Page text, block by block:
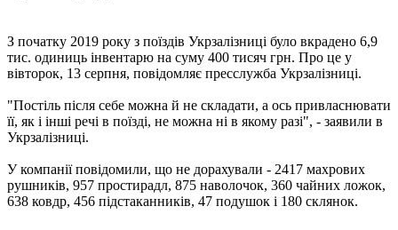
З початку 2019 року з поїздів Укрзалізниці було вкрадено 6,9
тис. одиниць інвентарю на суму 400 тисяч грн. Про це у
вівторок, 13 серпня, повідомляє пресслужба Укрзалізниці.
"Постіль після себе можна й не складати, а ось привласнювати
її, як і інші речі в поїзді, не можна ні в якому разі", - заявили в
Укрзалізниці.
У компанії повідомили, що не дорахували - 2417 махрових
рушників, 957 простирадл, 875 наволочок, 360 чайних ложок,
638 ковдр, 456 підстаканників, 47 подушок і 180 склянок.